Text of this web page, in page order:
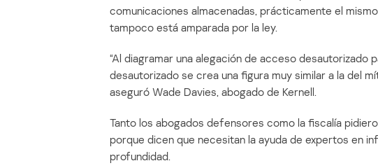
comunicaciones almacenadas, prácticamente el
tampoco está amparada por la ley.
“Al diagramar una alegación de acceso
desautorizado se crea una figura muy similar a la del
aseguró Wade Davies, abogado de Kernell.
Tanto los abogados defensores como la fiscalía
porque dicen que necesitan la ayuda de expertos en
profundidad.